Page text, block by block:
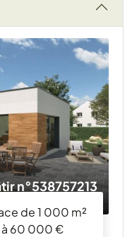
n°538757213
de 1 000 m²
à 60 000 €